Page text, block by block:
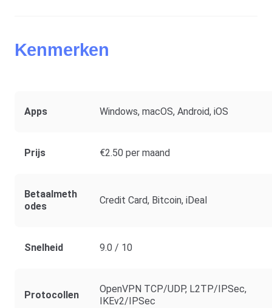
Kenmerken
Apps Windows, macOS, Android, iOS
Prijs €2.50 per maand
Betaalmeth
Odes
Credit Card, Bitcoin, iDeal
Snelheid 9.0 / 10
Protocollen
OpenVPN TCP/UDP, L2TP/IPSec,
IKEv2/IPSec